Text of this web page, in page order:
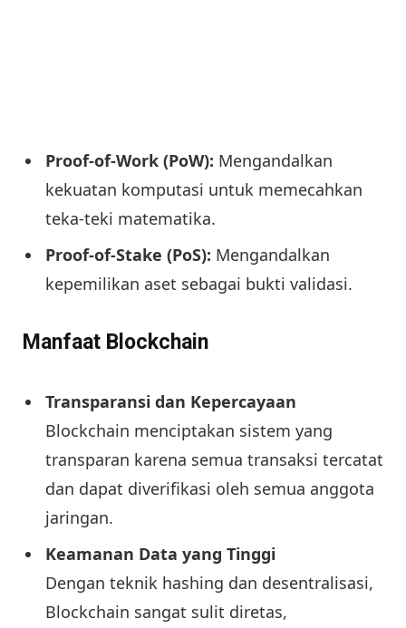
Proof-of-Work (PoW): Mengandalkan
kekuatan komputasi untuk memecahkan
teka-teki matematika.
Proof-of-Stake (PoS): Mengandalkan
kepemilikan aset sebagai bukti validasi.
Manfaat Blockchain
Transparansi dan Kepercayaan
Blockchain menciptakan sistem yang
transparan karena semua transaksi tercatat
dan dapat diverifikasi oleh semua anggota
jaringan.
Keamanan Data yang Tinggi
Dengan teknik hashing dan desentralisasi,
Blockchain sangat sulit diretas,